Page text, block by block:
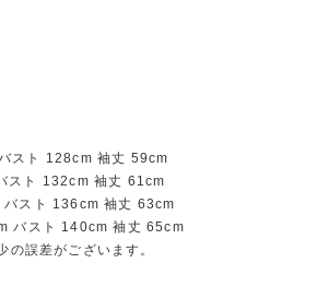
スト 128cm 袖丈 59cm
スト 132cm 袖丈 61cm
スト 136cm 袖丈 63cm
バスト 140cm 袖丈 65cm
誤差がございます。